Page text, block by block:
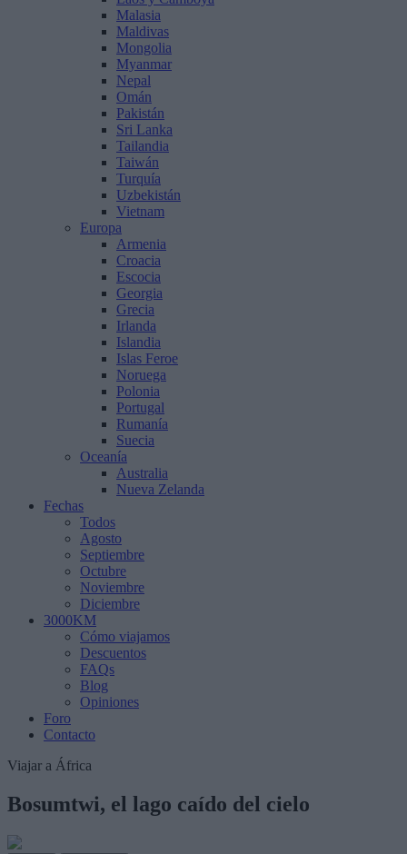
Malasia
Maldivas
Mongolia
Myanmar
Nepal
Omán
Pakistán
Sri Lanka
Tailandia
Taiwán
Turquía
Uzbekistán
Vietnam
Europa
Armenia
Croacia
Escocia
Georgia
Grecia
Irlanda
Islandia
Islas Feroe
Noruega
Polonia
Portugal
Rumanía
Suecia
Oceanía
Australia
Nueva Zelanda
Fechas
Todos
Agosto
Septiembre
Octubre
Noviembre
Diciembre
3000KM
Cómo viajamos
Descuentos
FAQs
Blog
Opiniones
Foro
Contacto
Viajar a África
Bosumtwi, el lago caído del cielo